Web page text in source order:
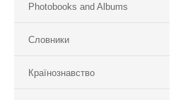
Photobooks and Albums
Словники
Країнознавство